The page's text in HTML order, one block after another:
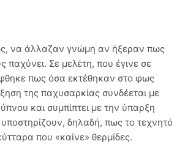
να άλλαζαν γνώμη αν ήξεραν πως
παχύνει. Σε μελέτη, που έγινε σε
πως όσα εκτέθηκαν στο φως
της παχυσαρκίας συνδέεται με
και συμπίπτει με την ύπαρξη
δηλαδή, πως το τεχνητό
που «καίνε» θερμίδες.